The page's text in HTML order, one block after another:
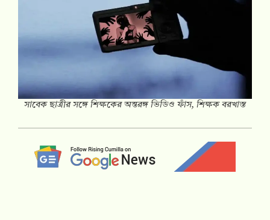
সাবেক ছাত্রীর সঙ্গে শিক্ষকের অন্তরঙ্গ ভিডিও ফাঁস, শিক্ষক বরখাস্ত